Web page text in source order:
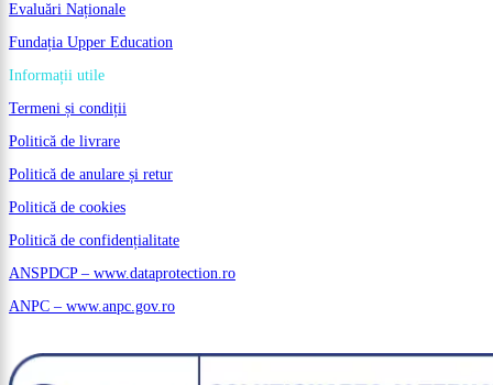
Evaluări Naționale
Fundația Upper Education
Informații utile
Termeni și condiții
Politică de livrare
Politică de anulare și retur
Politică de cookies
Politică de confidențialitate
ANSPDCP – www.dataprotection.ro
ANPC – www.anpc.gov.ro